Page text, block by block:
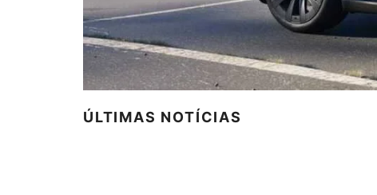
ÚLTIMAS NOTÍCIAS